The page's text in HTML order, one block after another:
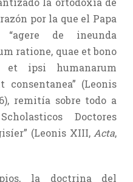
por la que el Papa
de ineunda
ratione, quae et bono
et ipsi humanarum
(Leonis
remitía sobre todo a
Doctores
(Leonis XIII, Acta,
la doctrina del